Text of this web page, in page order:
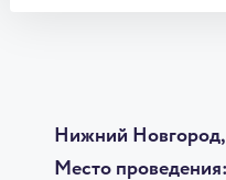
Нижний Новгород,
Место проведения: